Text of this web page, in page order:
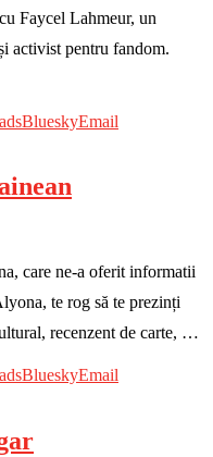
Faycel Lahmeur, un
activist pentru fandom.
BlueskyEmail
care ne-a oferit informatii
te rog să te prezinți
recenzent de carte, …
BlueskyEmail